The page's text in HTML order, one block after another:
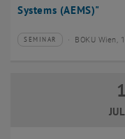
Systems (AEMS)"
Veranstaltungstyp:
SEMINAR
Veranstaltungsort:BOKU Wien,